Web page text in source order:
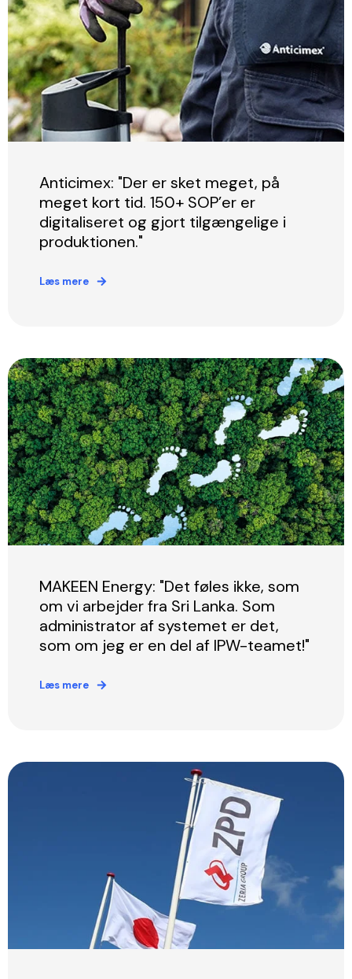
Anticimex: "Der er sket meget, på
meget kort tid. 150+ SOP’er er
digitaliseret og gjort tilgængelige i
produktionen."
Læs mere
MAKEEN Energy: "Det føles ikke, som
om vi arbejder fra Sri Lanka. Som
administrator af systemet er det,
som om jeg er en del af IPW-teamet!"
Læs mere